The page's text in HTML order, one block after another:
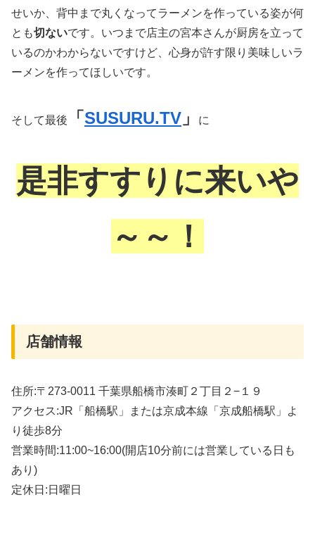
せいか、背中まで丸くなってラーメンを作っている姿が何
とも切ないです。いつまで店主の宮本さんが厨房を立って
いるのかわからないですけど、心身が許す限り美味しいラ
ーメンを作ってほしいです。
そして最後 「SUSURU.TV 」 に
是非すすりに来いや
～～！
店舗情報
住所:〒273-0011 千葉県船橋市湊町２丁目２−１９
アクセス:JR「船橋駅」または京成本線「京成船橋駅」よ
り徒歩8分
営業時間:11:00~16:00(開店10分前には営業している日も
あり)
定休日:日曜日